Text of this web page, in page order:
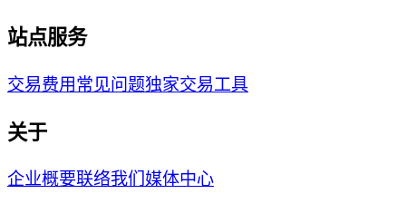
站点服务
交易费用常见问题独家交易工具
关于
企业概要联络我们 媒体中心